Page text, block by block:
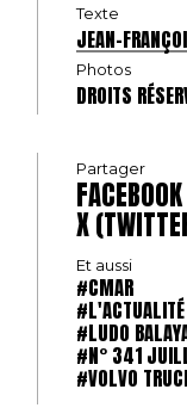
Texte
JEAN-
Photos
DROITS
Partager
FACEBOOK
X
Et aussi
#CMAR
#LUDO
#N° 341
#VOLVO